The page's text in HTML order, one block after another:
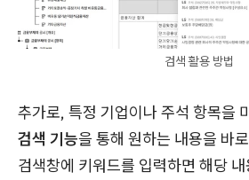
검색 활용 방법
추가로, 특정 기업이나 주석 항목을
검색 기능을 통해 원하는 내용을 바
검색창에 키워드를 입력하면 해당